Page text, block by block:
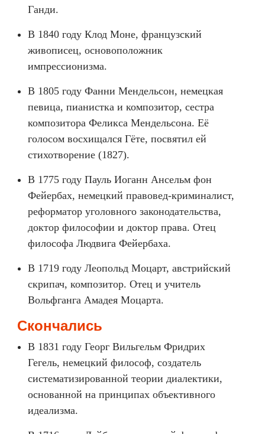
Ганди.
В 1840 году Клод Моне, французский
живописец, основоположник
импрессионизма.
В 1805 году Фанни Мендельсон, немецкая
певица, пианистка и композитор, сестра
композитора Феликса Мендельсона. Её
голосом восхищался Гёте, посвятил ей
стихотворение (1827).
В 1775 году Пауль Иоганн Ансельм фон
Фейербах, немецкий правовед-криминалист,
реформатор уголовного законодательства,
доктор философии и доктор права. Отец
философа Людвига Фейербаха.
В 1719 году Леопольд Моцарт, австрийский
скрипач, композитор. Отец и учитель
Вольфганга Амадея Моцарта.
Скончались
В 1831 году Георг Вильгельм Фридрих
Гегель, немецкий философ, создатель
систематизированной теории диалектики,
основанной на принципах объективного
идеализма.